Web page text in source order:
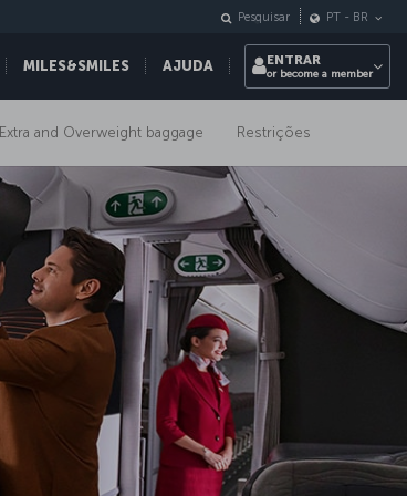
MILES&SMILES AJUDA
Pesquisar PT - BR
ENTRAR
or become a member
Extra and Overweight baggage Restrições